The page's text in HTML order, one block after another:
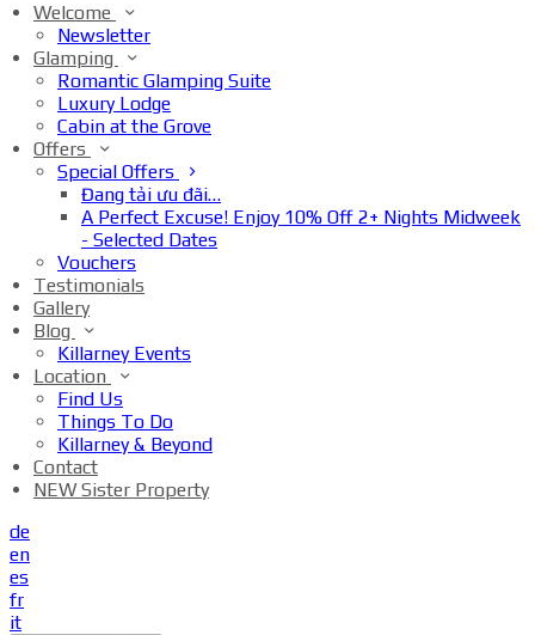
Welcome
Newsletter
Glamping
Romantic Glamping Suite
Luxury Lodge
Cabin at the Grove
Offers
Special Offers
Đang tải ưu đãi…
A Perfect Excuse! Enjoy 10% Off 2+ Nights Midweek
- Selected Dates
Vouchers
Testimonials
Gallery
Blog
Killarney Events
Location
Find Us
Things To Do
Killarney & Beyond
Contact
NEW Sister Property
de
en
es
fr
it